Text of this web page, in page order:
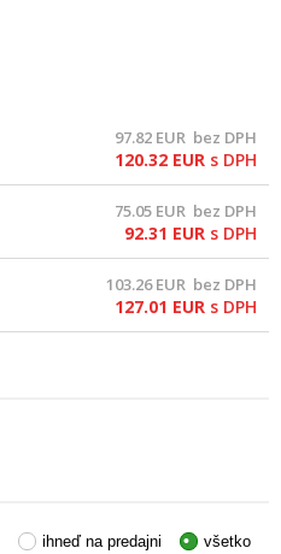
97.82 EUR bez DPH
120.32 EUR s DPH
75.05 EUR bez DPH
92.31 EUR s DPH
103.26EUR bez DPH
127.01 EUR s DPH
ihneď na predajni všetko